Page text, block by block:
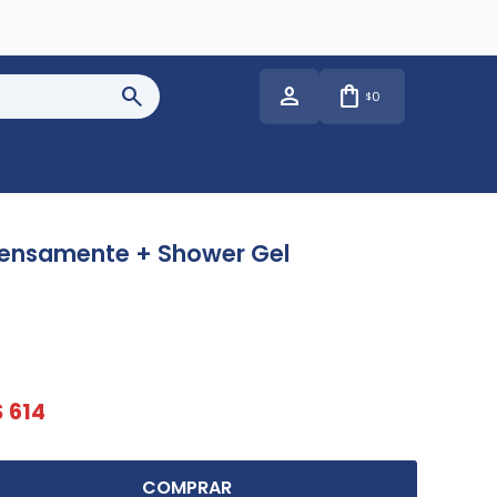
$0
+ Shower Gel
614
COMPRAR